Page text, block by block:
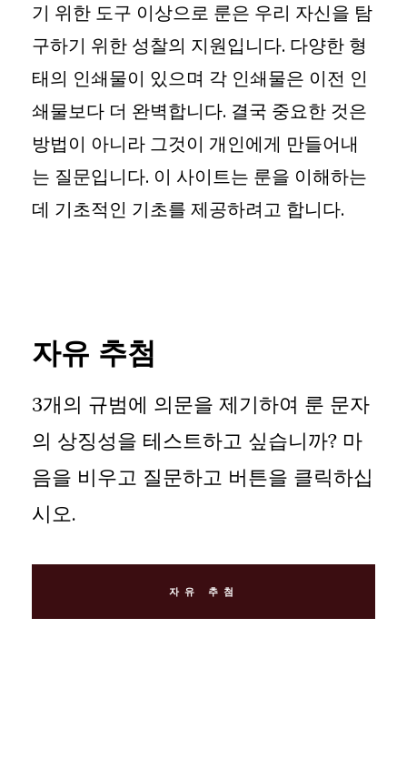
기 위한 도구 이상으로 룬은 우리 자신을 탐
구하기 위한 성찰의 지원입니다. 다양한 형
태의 인쇄물이 있으며 각 인쇄물은 이전 인
쇄물보다 더 완벽합니다. 결국 중요한 것은
방법이 아니라 그것이 개인에게 만들어내
는 질문입니다. 이 사이트는 룬을 이해하는
데 기초적인 기초를 제공하려고 합니다.
자유 추첨
3개의 규범에 의문을 제기하여 룬 문자
의 상징성을 테스트하고 싶습니까? 마
음을 비우고 질문하고 버튼을 클릭하십
시오.
자유 추첨